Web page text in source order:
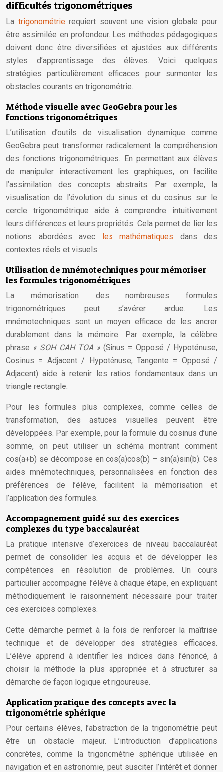
difficultés trigonométriques
La trigonométrierequiert souvent une vision globale pour
être assimilée en profondeur. Les méthodes pédagogiques
doivent donc être diversifiées et ajustées aux différents
styles d’apprentissage des élèves. Voici quelques
stratégies particulièrement efficaces pour surmonter les
obstacles courants en trigonométrie.
Méthode visuelle avec GeoGebra pour les
fonctions trigonométriques
L’utilisation d’outils de visualisation dynamique comme
GeoGebra peut transformer radicalement la compréhension
des fonctions trigonométriques. En permettant aux élèves
de manipuler interactivement les graphiques, on facilite
l’assimilation des concepts abstraits. Par exemple, la
visualisation de l’évolution du sinus et du cosinus sur le
cercle trigonométrique aide à comprendre intuitivement
leurs différences et leurs propriétés. Cela permet de lier les
notions abordées avec les mathématiques dans des
contextes réels et visuels.
Utilisation de mnémotechniques pour mémoriser
les formules trigonométriques
La mémorisation des nombreuses formules
trigonométriques peut s’avérer ardue. Les
mnémotechniques sont un moyen efficace de les ancrer
durablement dans la mémoire. Par exemple, la célèbre
phrase « SOH CAH TOA »(Sinus = Opposé / Hypoténuse,
Cosinus = Adjacent / Hypoténuse, Tangente = Opposé /
Adjacent) aide à retenir les ratios fondamentaux dans un
triangle rectangle.
Pour les formules plus complexes, comme celles de
transformation, des astuces visuelles peuvent être
développées. Par exemple, pour la formule du cosinus d’une
somme, on peut utiliser un schéma montrant comment
cos(a+b) se décompose en cos(a)cos(b) – sin(a)sin(b). Ces
aides mnémotechniques, personnalisées en fonction des
préférences de l’élève, facilitent la mémorisation et
l’application des formules.
Accompagnement guidé sur des exercices
complexes du type baccalauréat
La pratique intensive d’exercices de niveau baccalauréat
permet de consolider les acquis et de développer les
compétences en résolution de problèmes. Un cours
particulier accompagne l’élève à chaque étape, en expliquant
méthodiquement le raisonnement nécessaire pour traiter
ces exercices complexes.
Cette démarche permet à la fois de renforcer la maîtrise
technique et de développer des stratégies efficaces.
L’élève apprend à identifier les indices dans l’énoncé, à
choisir la méthode la plus appropriée et à structurer sa
démarche de façon logique et rigoureuse.
Application pratique des concepts avec la
trigonométrie sphérique
Pour certains élèves, l’abstraction de la trigonométrie peut
être un obstacle majeur. L’introduction d’applications
concrètes, comme la trigonométrie sphérique utilisée en
navigation et en astronomie, peut susciter l’intérêt et donner